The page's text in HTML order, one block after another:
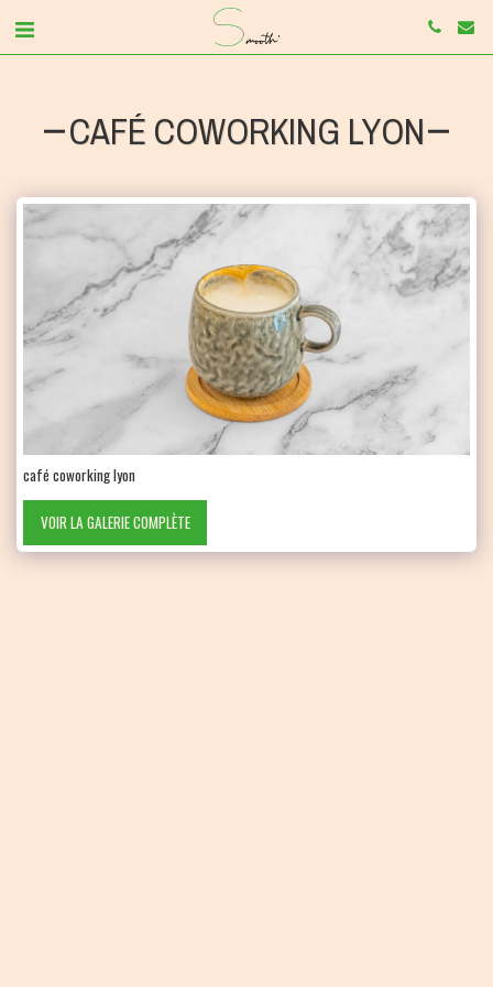
CAFÉ COWORKING LYON
café coworking lyon
VOIR LA GALERIE COMPLÈTE